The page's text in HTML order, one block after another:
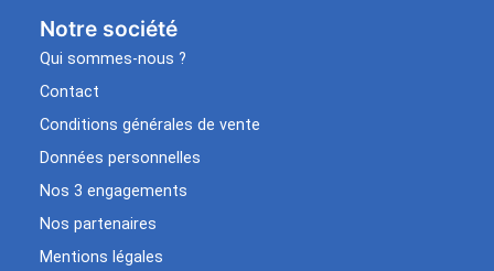
Notre société
Qui sommes-nous ?
Contact
Conditions générales de vente
Données personnelles
Nos 3 engagements
Nos partenaires
Mentions légales